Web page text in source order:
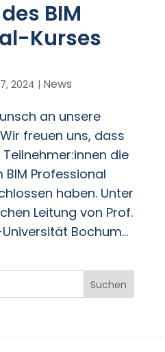
BIM
Kurses
2024 | News
an unsere
freuen uns, dass
die
Professional
haben. Unter
Leitung von Prof.
Bochum...
Suchen